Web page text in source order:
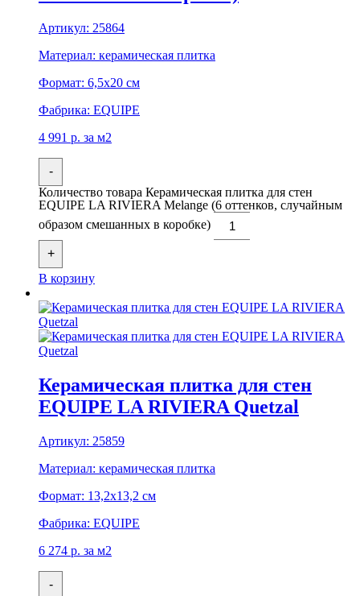
Артикул: 25864
Материал: керамическая плитка
Формат: 6,5x20 см
Фабрика: EQUIPE
4 991 р. за м2
-
Количество товара Керамическая плитка для стен
EQUIPE LA RIVIERA Melange (6 оттенков, случайным
образом смешанных в коробке)
+
В корзину
Керамическая плитка для стен
EQUIPE LA RIVIERA Quetzal
Артикул: 25859
Материал: керамическая плитка
Формат: 13,2x13,2 см
Фабрика: EQUIPE
6 274 р. за м2
-